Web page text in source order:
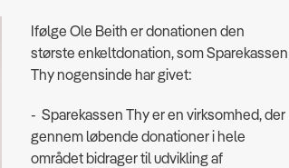
Ifølge Ole Beith er donationen den
største enkeltdonation, som Sparekassen
Thy nogensinde har givet:
- Sparekassen Thy er en virksomhed, der
gennem løbende donationer i hele
området bidrager til udvikling af